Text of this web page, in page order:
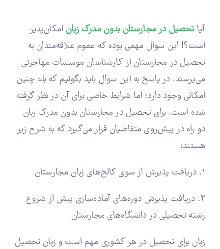
آیا تحصیل در مجارستان بدون مدرک زبانامکان‌پذیر
است؟! این سوال مهمی بوده که عموم علاقه‌مندان به
تحصیل در مجارستان از کارشناسان موسسات مهاجرتی
می‌پرسند. در پاسخ به این سوال باید بگوئیم که بله چنین
امکانی وجود دارد؛ اما شرایط خاصی برای آن در نظر گرفته
شده است. برای تحصیل در مجارستان بدون مدرک زبان
دو راه در پیش‌روی متقاضیان قرار می‌گیرد که به شرح زیر
هستند:
1. دریافت پذیرش از سوی کالج‌های زبان مجارستان
2. دریافت پذیرش دوره‌های آماده‌سازی پیش از شروع
رشته تحصیلی در دانشگاه‌های مجارستان
زبان برای تحصیل در هر کشوری مهم است و زبان تحصیل